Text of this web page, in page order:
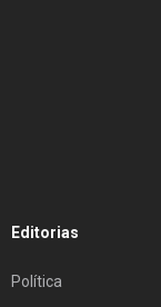
Editorias
Política